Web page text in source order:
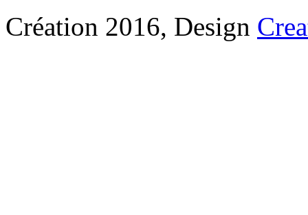
Création 2016, Design